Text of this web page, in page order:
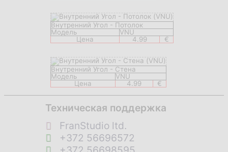
Внутренний Угол - Потолок
Модель
VNU
Цена
4.99 €
Внутренний Угол - Стена
Модель
VNU
Цена
4.99 €
Техническая поддержка
FranStudio ltd.
+372 56696572